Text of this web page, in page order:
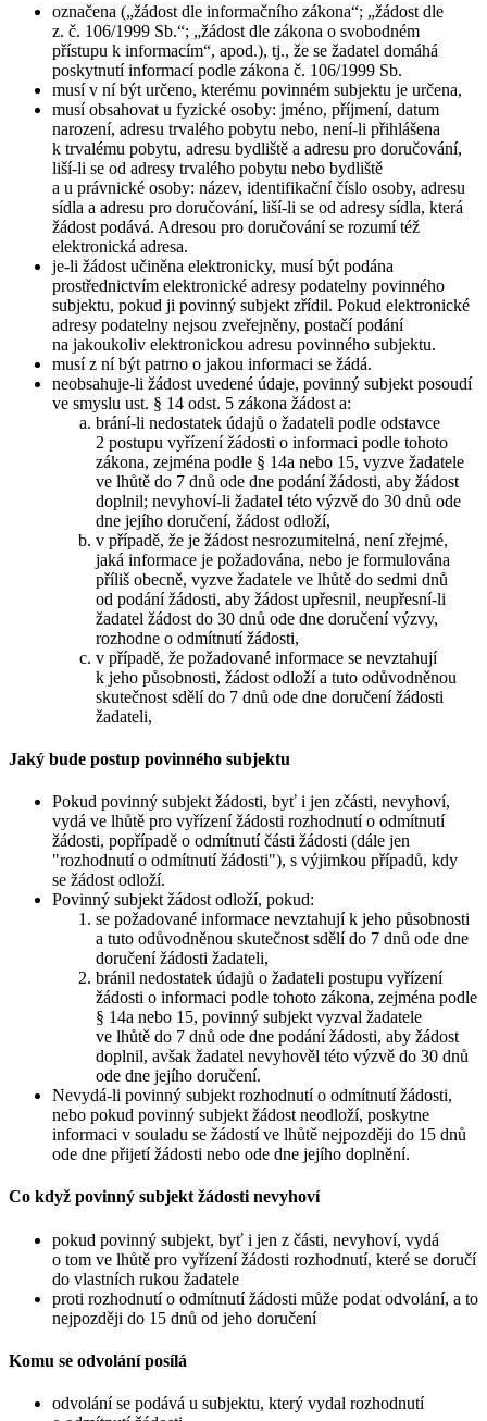
označena („žádost dle informačního zákona“; „žádost dle
z. č. 106/1999 Sb.“; „žádost dle zákona o svobodném
přístupu k informacím“, apod.), tj., že se žadatel domáhá
poskytnutí informací podle zákona č. 106/1999 Sb.
musí v ní být určeno, kterému povinném subjektu je určena,
musí obsahovat u fyzické osoby: jméno, příjmení, datum
narození, adresu trvalého pobytu nebo, není-li přihlášena
k trvalému pobytu, adresu bydliště a adresu pro doručování,
liší-li se od adresy trvalého pobytu nebo bydliště
a u právnické osoby: název, identifikační číslo osoby, adresu
sídla a adresu pro doručování, liší-li se od adresy sídla, která
žádost podává. Adresou pro doručování se rozumí též
elektronická adresa.
je-li žádost učiněna elektronicky, musí být podána
prostřednictvím elektronické adresy podatelny povinného
subjektu, pokud ji povinný subjekt zřídil. Pokud elektronické
adresy podatelny nejsou zveřejněny, postačí podání
na jakoukoliv elektronickou adresu povinného subjektu.
musí z ní být patrno o jakou informaci se žádá.
neobsahuje-li žádost uvedené údaje, povinný subjekt posoudí
ve smyslu ust. § 14 odst. 5 zákona žádost a:
brání-li nedostatek údajů o žadateli podle odstavce
2 postupu vyřízení žádosti o informaci podle tohoto
zákona, zejména podle § 14a nebo 15, vyzve žadatele
ve lhůtě do 7 dnů ode dne podání žádosti, aby žádost
doplnil; nevyhoví-li žadatel této výzvě do 30 dnů ode
dne jejího doručení, žádost odloží,
v případě, že je žádost nesrozumitelná, není zřejmé,
jaká informace je požadována, nebo je formulována
příliš obecně, vyzve žadatele ve lhůtě do sedmi dnů
od podání žádosti, aby žádost upřesnil, neupřesní-li
žadatel žádost do 30 dnů ode dne doručení výzvy,
rozhodne o odmítnutí žádosti,
v případě, že požadované informace se nevztahují
k jeho působnosti, žádost odloží a tuto odůvodněnou
skutečnost sdělí do 7 dnů ode dne doručení žádosti
žadateli,
Jaký bude postup povinného subjektu
Pokud povinný subjekt žádosti, byť i jen zčásti, nevyhoví,
vydá ve lhůtě pro vyřízení žádosti rozhodnutí o odmítnutí
žádosti, popřípadě o odmítnutí části žádosti (dále jen
"rozhodnutí o odmítnutí žádosti"), s výjimkou případů, kdy
se žádost odloží.
Povinný subjekt žádost odloží, pokud:
se požadované informace nevztahují k jeho působnosti
a tuto odůvodněnou skutečnost sdělí do 7 dnů ode dne
doručení žádosti žadateli,
bránil nedostatek údajů o žadateli postupu vyřízení
žádosti o informaci podle tohoto zákona, zejména podle
§ 14a nebo 15, povinný subjekt vyzval žadatele
ve lhůtě do 7 dnů ode dne podání žádosti, aby žádost
doplnil, avšak žadatel nevyhověl této výzvě do 30 dnů
ode dne jejího doručení.
Nevydá-li povinný subjekt rozhodnutí o odmítnutí žádosti,
nebo pokud povinný subjekt žádost neodloží, poskytne
informaci v souladu se žádostí ve lhůtě nejpozději do 15 dnů
ode dne přijetí žádosti nebo ode dne jejího doplnění.
Co když povinný subjekt žádosti nevyhoví
pokud povinný subjekt, byť i jen z části, nevyhoví, vydá
o tom ve lhůtě pro vyřízení žádosti rozhodnutí, které se doručí
do vlastních rukou žadatele
proti rozhodnutí o odmítnutí žádosti může podat odvolání, a to
nejpozději do 15 dnů od jeho doručení
Komu se odvolání posílá
odvolání se podává u subjektu, který vydal rozhodnutí